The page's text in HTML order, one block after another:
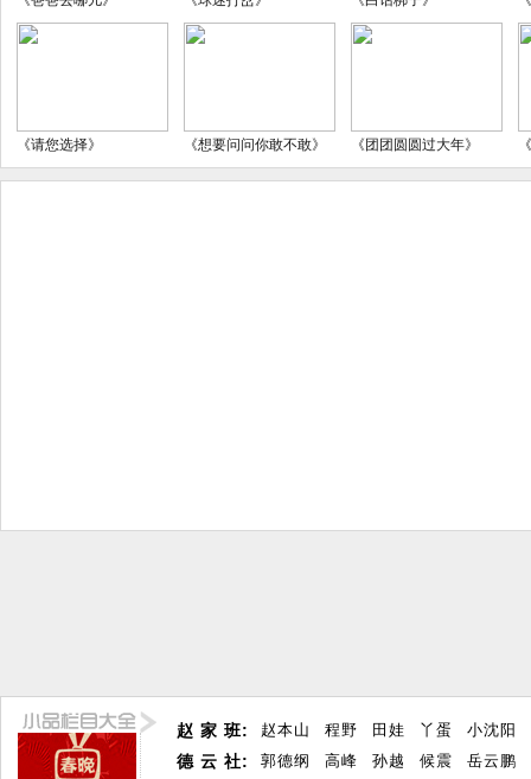
《请您选择》 《想要问问你敢不敢》 《团团圆圆过大年》
赵 家 班:
德 云 社:
赵本山 程野 田娃 丫蛋
小沈阳
郭德纲
高峰 孙越 候震 岳云鹏